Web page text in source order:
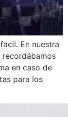
En nuestra
recordábamos
en caso de
para los